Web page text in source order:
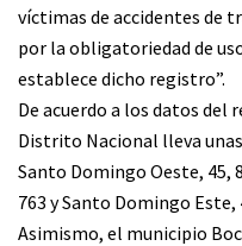
víctimas de accidentes de
por la obligatoriedad de
establece dicho registro”.
De acuerdo a los datos
Distrito Nacional lleva
Santo Domingo Oeste, 45,
763 y Santo Domingo Este,
Asimismo, el municipio